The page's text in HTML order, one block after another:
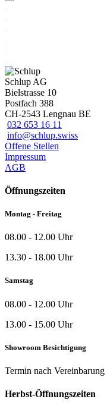
Schlup AG
Bielstrasse 10
Postfach 388
CH-2543 Lengnau BE
032 653 16 11
info@schlup.swiss
Offene Stellen
Impressum
AGB
Öffnungszeiten
Montag - Freitag
08.00 - 12.00 Uhr
13.30 - 18.00 Uhr
Samstag
08.00 - 12.00 Uhr
13.00 - 15.00 Uhr
Showroom Besichtigung
Termin nach Vereinbarung
Herbst-Öffnungszeiten